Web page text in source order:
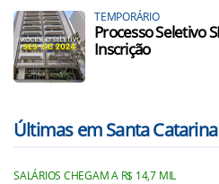
TEMPORÁRIO
Processo Seletivo
Inscrição
Últimas em Santa Catarina
SALÁRIOS CHEGAM A R$ 14,7 MIL